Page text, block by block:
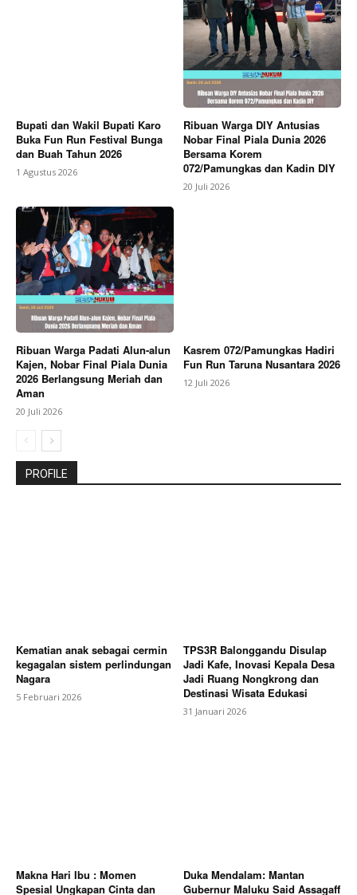
Bupati dan Wakil Bupati Karo
Buka Fun Run Festival Bunga
dan Buah Tahun 2026
1 Agustus 2026
Ribuan Warga DIY Antusias
Nobar Final Piala Dunia 2026
Bersama Korem
072/Pamungkas dan Kadin DIY
20 Juli 2026
Ribuan Warga Padati Alun-alun
Kajen, Nobar Final Piala Dunia
2026 Berlangsung Meriah dan
Aman
20 Juli 2026
Kasrem 072/Pamungkas Hadiri
Fun Run Taruna Nusantara 2026
12 Juli 2026
PROFILE
Kematian anak sebagai cermin
kegagalan sistem perlindungan
Nagara
5 Februari 2026
TPS3R Balonggandu Disulap
Jadi Kafe, Inovasi Kepala Desa
Jadi Ruang Nongkrong dan
Destinasi Wisata Edukasi
31 Januari 2026
Makna Hari Ibu : Momen
Spesial Ungkapan Cinta dan
Duka Mendalam: Mantan
Gubernur Maluku Said Assagaff